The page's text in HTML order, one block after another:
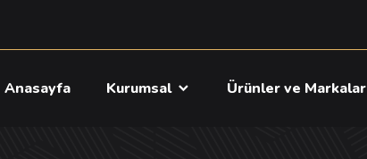
Anasayfa Kurumsal Ürünler ve Markalar